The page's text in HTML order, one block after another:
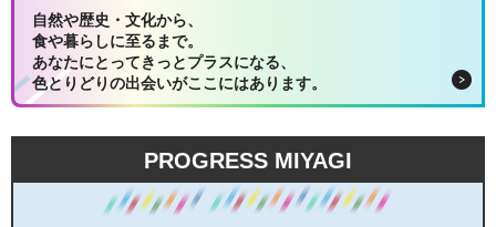
自然や歴史・文化から、
食や暮らしに至るまで。
あなたにとってきっとプラスになる、
色とりどりの出会いがここにはあります。
PROGRESS MIYAGI